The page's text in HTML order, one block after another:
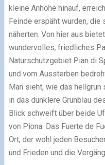
kleine Anhöhe hinauf,
Feinde erspäht wurden, die
näherten. Von hier aus
wundervolles, friedliches
Naturschutzgebiet Pian di
und vom Aussterben
Man sieht, wie das hellgrün
in das dunklere Grünblau
Blick schweift über beide
von Piona. Das Fuerte de
Ort, der wohl jeden
und Frieden und die